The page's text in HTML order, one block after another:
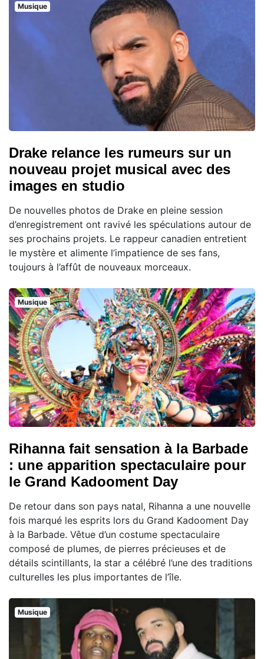
Musique
Drake relance les rumeurs sur un
nouveau projet musical avec des
images en studio
De nouvelles photos de Drake en pleine session
d’enregistrement ont ravivé les spéculations autour de
ses prochains projets. Le rappeur canadien entretient
le mystère et alimente l’impatience de ses fans,
toujours à l’affût de nouveaux morceaux.
Musique
Rihanna fait sensation à la Barbade
: une apparition spectaculaire pour
le Grand Kadooment Day
De retour dans son pays natal, Rihanna a une nouvelle
fois marqué les esprits lors du Grand Kadooment Day
à la Barbade. Vêtue d’un costume spectaculaire
composé de plumes, de pierres précieuses et de
détails scintillants, la star a célébré l’une des traditions
culturelles les plus importantes de l’île.
Musique